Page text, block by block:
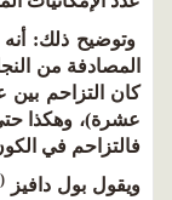
وتوضيح ذلك: أنه
المصادفة من
كان التزاحم
عشرة)، وهكذا
فالتزاحم في
ويقول بول دافيز(